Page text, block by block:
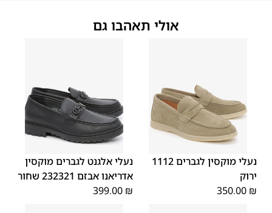
אולי תאהבו גם
40
41
42
43
נעלי מוקסין לגברים 1112
ירוק
350.00 ₪
39
40
41
42
43
44
נעלי אלגנט לגברים מוקסין
אדריאנו אבזם 232321 שחור
399.00 ₪